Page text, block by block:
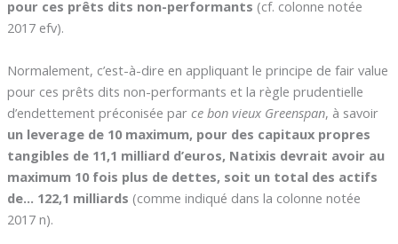
pour ces prêts dits non-performants (cf. colonne notée
2017 efv).
Normalement, c’est-à-dire en appliquant le principe de fair value
pour ces prêts dits non-performants et la règle prudentielle
d’endettement préconisée par ce bon vieux Greenspan, à savoir
un leverage de 10 maximum, pour des capitaux propres
tangibles de 11,1 milliard d’euros, Natixis devrait avoir au
maximum 10 fois plus de dettes, soit un total des actifs
de… 122,1 milliards (comme indiqué dans la colonne notée
2017 n).